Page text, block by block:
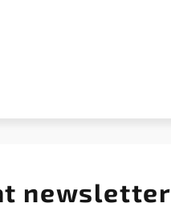
newsletter